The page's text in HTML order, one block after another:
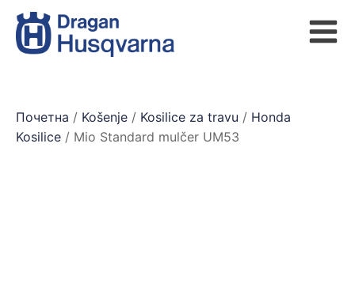
Почетна / Košenje / Kosilice za travu / Honda
Kosilice / Mio Standard mulčer UM53